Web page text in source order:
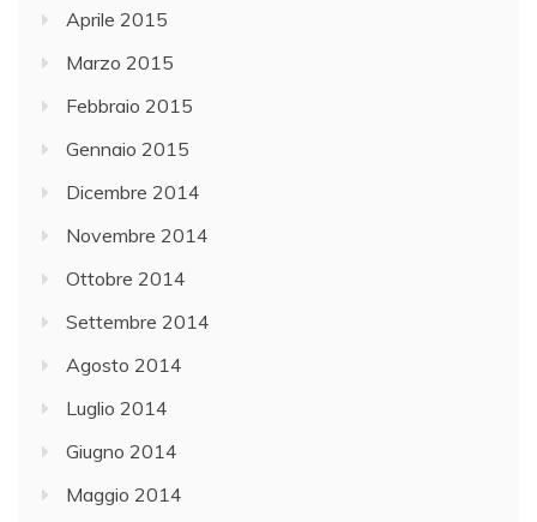
Aprile 2015
Marzo 2015
Febbraio 2015
Gennaio 2015
Dicembre 2014
Novembre 2014
Ottobre 2014
Settembre 2014
Agosto 2014
Luglio 2014
Giugno 2014
Maggio 2014